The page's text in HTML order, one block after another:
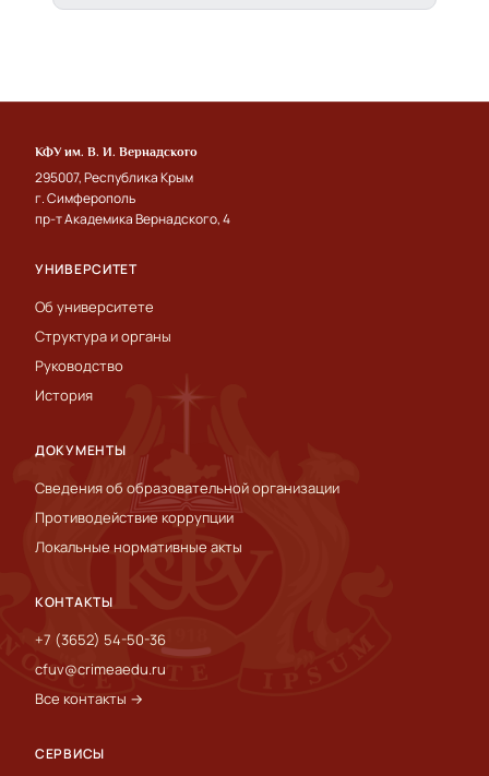
КФУ им. В. И. Вернадского
295007, Республика Крым
г. Симферополь
пр-т Академика Вернадского, 4
УНИВЕРСИТЕТ
Об университете
Структура и органы
Руководство
История
ДОКУМЕНТЫ
Сведения об образовательной организации
Противодействие коррупции
Локальные нормативные акты
КОНТАКТЫ
+7 (3652) 54-50-36
cfuv@crimeaedu.ru
Все контакты →
СЕРВИСЫ